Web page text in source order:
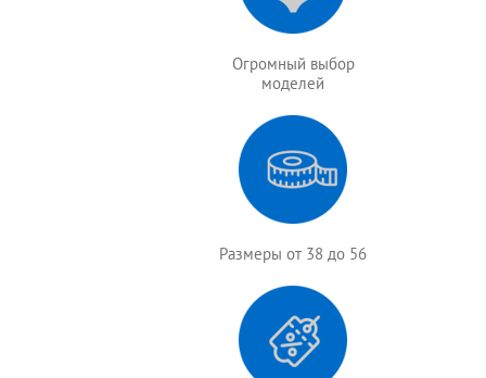
Огромный выбор
моделей
Размеры от 38 до 56